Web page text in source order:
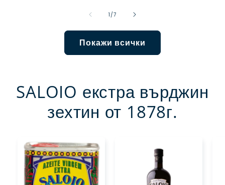
1 /от
7
Покажи всички
SALOIO екстра върджин
зехтин от 1878г.